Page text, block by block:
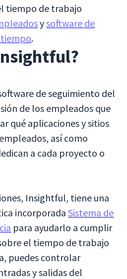
tiempo de trabajo
ysoftware de
.
de seguimiento del
de los empleados que
qué aplicaciones y sitios
así como
a cada proyecto o
Insightful, tiene una
incorporadaSistema de
para ayudarlo a cumplir
el tiempo de trabajo
puedes controlar
y salidas del